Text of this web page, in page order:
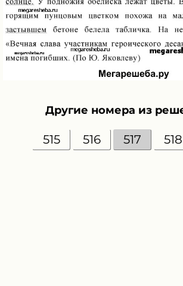
Другие номера из
515 516 517 518